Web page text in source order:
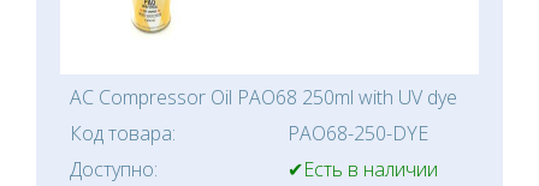
AC Compressor Oil PAO68 250ml with UV dye
Код товара:
PAO68-250-DYE
Доступно:
✔Есть в наличии